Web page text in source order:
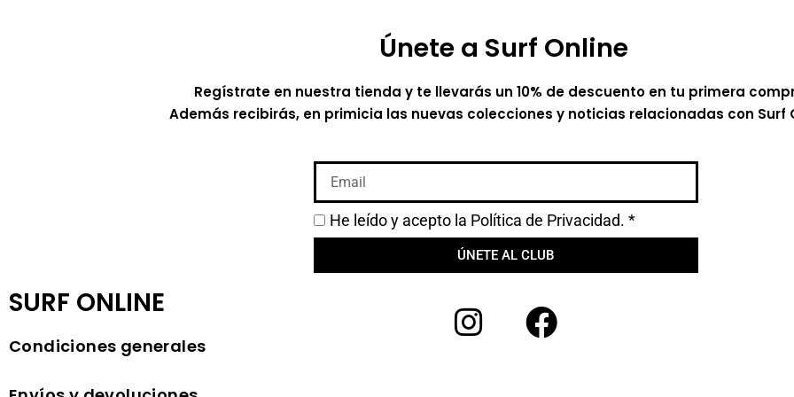
Únete a Surf Online
Regístrate en nuestra tienda y te llevarás un 10% de descuento en tu primera
Además recibirás, en primicia las nuevas colecciones y noticias relacionadas con Surf
He leído y acepto la Política de Privacidad. *
ÚNETE AL CLUB
SURF ONLINE
Condiciones generales